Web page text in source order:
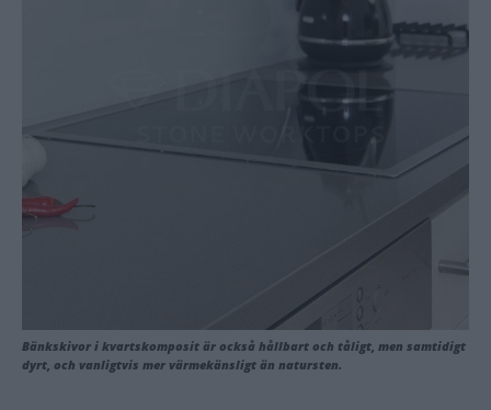
Bänkskivor i kvartskomposit är också hållbart och tåligt, men samtidigt
dyrt, och vanligtvis mer värmekänsligt än natursten.